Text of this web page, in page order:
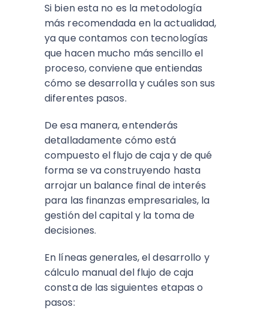
Si bien esta no es la metodología
más recomendada en la actualidad,
ya que contamos con tecnologías
que hacen mucho más sencillo el
proceso, conviene que entiendas
cómo se desarrolla y cuáles son sus
diferentes pasos.
De esa manera, entenderás
detalladamente cómo está
compuesto el flujo de caja y de qué
forma se va construyendo hasta
arrojar un balance final de interés
para las finanzas empresariales, la
gestión del capital y la toma de
decisiones.
En líneas generales, el desarrollo y
cálculo manual del flujo de caja
consta de las siguientes etapas o
pasos: